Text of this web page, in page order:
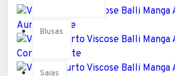
Blusas
Saias